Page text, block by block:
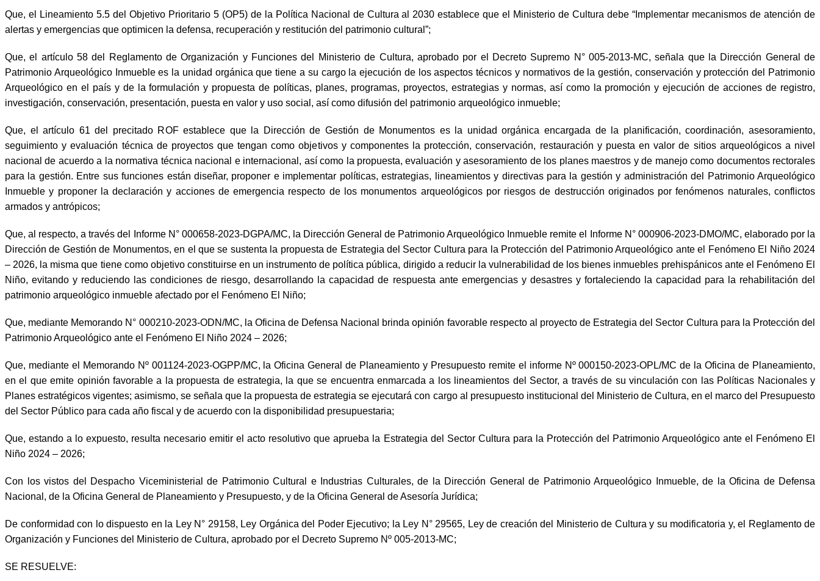
Que, el Lineamiento 5.5 del Objetivo Prioritario 5 (OP5) de la Política Nacional de Cultura al 2030 establece que el Ministerio de Cultura debe “Implementar mecanismos de atención de
alertas y emergencias que optimicen la defensa, recuperación y restitución del patrimonio cultural”;
Que, el artículo 58 del Reglamento de Organización y Funciones del Ministerio de Cultura, aprobado por el Decreto Supremo N° 005-2013-MC, señala que la Dirección General de
Patrimonio Arqueológico Inmueble es la unidad orgánica que tiene a su cargo la ejecución de los aspectos técnicos y normativos de la gestión, conservación y protección del Patrimonio
Arqueológico en el país y de la formulación y propuesta de políticas, planes, programas, proyectos, estrategias y normas, así como la promoción y ejecución de acciones de registro,
investigación, conservación, presentación, puesta en valor y uso social, así como difusión del patrimonio arqueológico inmueble;
Que, el artículo 61 del precitado ROF establece que la Dirección de Gestión de Monumentos es la unidad orgánica encargada de la planificación, coordinación, asesoramiento,
seguimiento y evaluación técnica de proyectos que tengan como objetivos y componentes la protección, conservación, restauración y puesta en valor de sitios arqueológicos a nivel
nacional de acuerdo a la normativa técnica nacional e internacional, así como la propuesta, evaluación y asesoramiento de los planes maestros y de manejo como documentos rectorales
para la gestión. Entre sus funciones están diseñar, proponer e implementar políticas, estrategias, lineamientos y directivas para la gestión y administración del Patrimonio Arqueológico
Inmueble y proponer la declaración y acciones de emergencia respecto de los monumentos arqueológicos por riesgos de destrucción originados por fenómenos naturales, conflictos
armados y antrópicos;
Que, al respecto, a través del Informe N° 000658-2023-DGPA/MC, la Dirección General de Patrimonio Arqueológico Inmueble remite el Informe N° 000906-2023-DMO/MC, elaborado por la
Dirección de Gestión de Monumentos, en el que se sustenta la propuesta de Estrategia del Sector Cultura para la Protección del Patrimonio Arqueológico ante el Fenómeno El Niño 2024
– 2026, la misma que tiene como objetivo constituirse en un instrumento de política pública, dirigido a reducir la vulnerabilidad de los bienes inmuebles prehispánicos ante el Fenómeno El
Niño, evitando y reduciendo las condiciones de riesgo, desarrollando la capacidad de respuesta ante emergencias y desastres y fortaleciendo la capacidad para la rehabilitación del
patrimonio arqueológico inmueble afectado por el Fenómeno El Niño;
Que, mediante Memorando N° 000210-2023-ODN/MC, la Oficina de Defensa Nacional brinda opinión favorable respecto al proyecto de Estrategia del Sector Cultura para la Protección del
Patrimonio Arqueológico ante el Fenómeno El Niño 2024 – 2026;
Que, mediante el Memorando Nº 001124-2023-OGPP/MC, la Oficina General de Planeamiento y Presupuesto remite el informe Nº 000150-2023-OPL/MC de la Oficina de Planeamiento,
en el que emite opinión favorable a la propuesta de estrategia, la que se encuentra enmarcada a los lineamientos del Sector, a través de su vinculación con las Políticas Nacionales y
Planes estratégicos vigentes; asimismo, se señala que la propuesta de estrategia se ejecutará con cargo al presupuesto institucional del Ministerio de Cultura, en el marco del Presupuesto
del Sector Público para cada año fiscal y de acuerdo con la disponibilidad presupuestaria;
Que, estando a lo expuesto, resulta necesario emitir el acto resolutivo que aprueba la Estrategia del Sector Cultura para la Protección del Patrimonio Arqueológico ante el Fenómeno El
Niño 2024 – 2026;
Con los vistos del Despacho Viceministerial de Patrimonio Cultural e Industrias Culturales, de la Dirección General de Patrimonio Arqueológico Inmueble, de la Oficina de Defensa
Nacional, de la Oficina General de Planeamiento y Presupuesto, y de la Oficina General de Asesoría Jurídica;
De conformidad con lo dispuesto en la Ley N° 29158, Ley Orgánica del Poder Ejecutivo; la Ley N° 29565, Ley de creación del Ministerio de Cultura y su modificatoria y, el Reglamento de
Organización y Funciones del Ministerio de Cultura, aprobado por el Decreto Supremo Nº 005-2013-MC;
SE RESUELVE: